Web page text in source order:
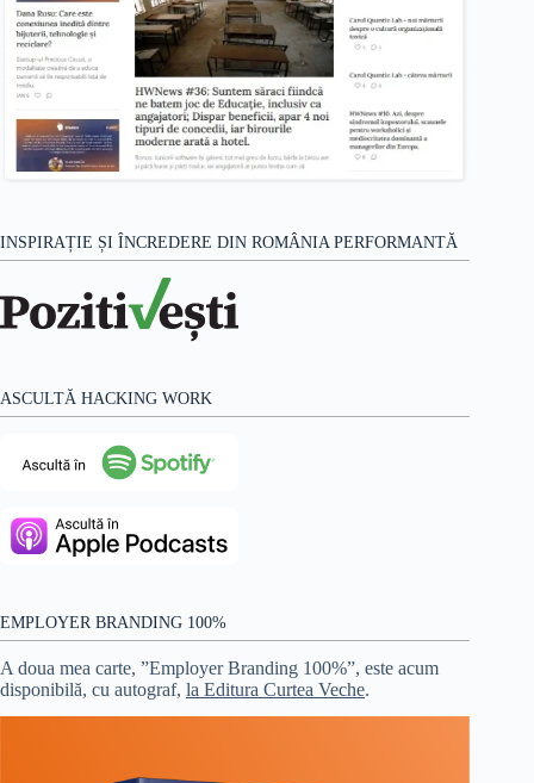
INSPIRAȚIE ȘI ÎNCREDERE DIN ROMÂNIA PERFORMANTĂ
ASCULTĂ HACKING WORK
EMPLOYER BRANDING 100%
A doua mea carte, ”Employer Branding 100%”, este acum
disponibilă, cu autograf, la Editura Curtea Veche.